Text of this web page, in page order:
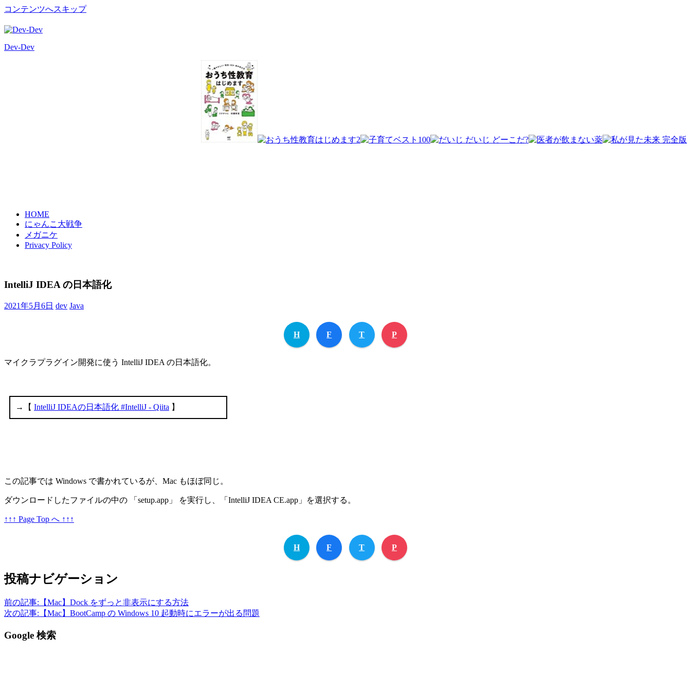
コンテンツへスキップ
Dev-Dev
HOME
にゃんこ大戦争
メガニケ
Privacy Policy
IntelliJ IDEA の日本語化
2021年5月6日 dev Java
H F T P
マイクラプラグイン開発に使う IntelliJ IDEA の日本語化。
この記事では Windows で書かれているが、Mac もほぼ同じ。
ダウンロードしたファイルの中の 「setup.app」 を実行し、「IntelliJ IDEA CE.app」を選択する。
↑↑↑ Page Top へ ↑↑↑
H F T P
投稿ナビゲーション
前の記事: 【Mac】Dock をずっと非表示にする方法
次の記事: 【Mac】BootCamp の Windows 10 起動時にエラーが出る問題
Google 検索